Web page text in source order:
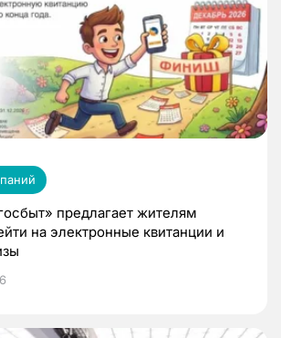
предлагает жителям
на электронные квитанции и